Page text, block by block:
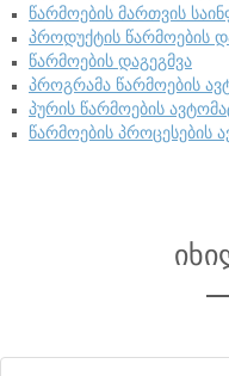
წარმოების მართვის
პროდუქტის წარმოების
წარმოების დაგეგმვა
პროგრამა წარმოების
პურის წარმოების
წარმოების პროცესების